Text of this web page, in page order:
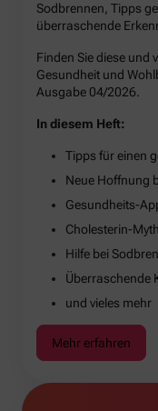
Sodbrennen, Tipps
überraschende
Finden Sie diese und
Gesundheit und
Ausgabe 04/2026.
In diesem Heft:
Tipps für einen
Neue Hoffnung
Gesundheits-
Cholesterin-
Hilfe bei
Überraschende
und vieles mehr
Mehr erfahren